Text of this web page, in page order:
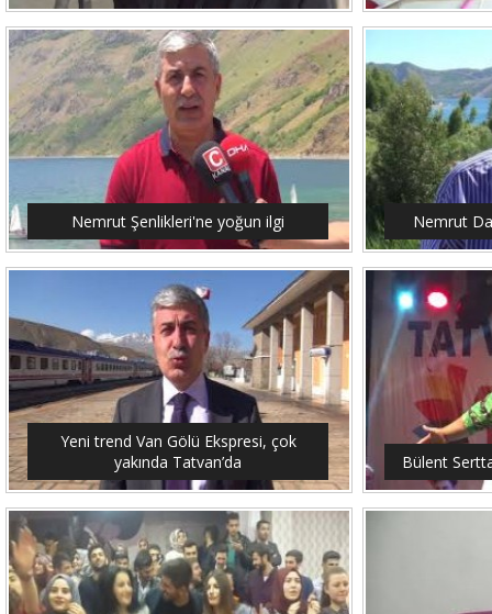
Nemrut Şenlikleri'ne yoğun ilgi Nemrut
Yeni trend Van Gölü Ekspresi, çok
yakında Tatvan’da
Bülent